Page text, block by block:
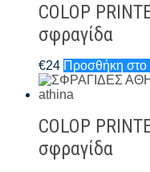
COLOP
σφραγίδα
€24 Προσθήκη στο
COLOP
σφραγίδα